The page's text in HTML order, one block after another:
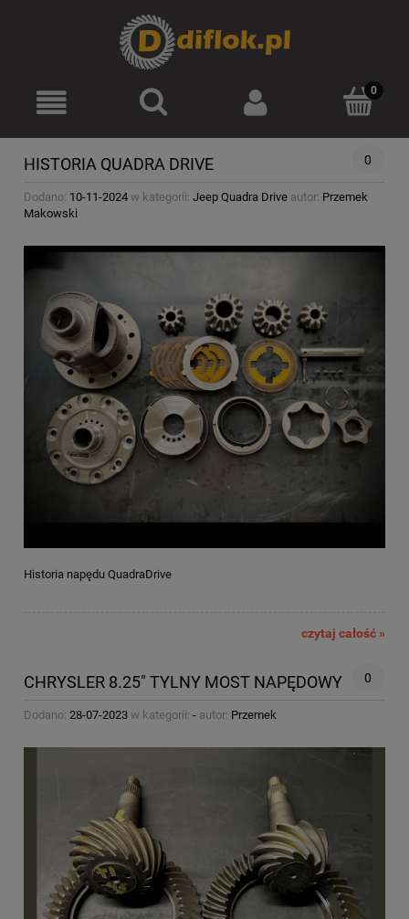
Zarejestruj się Zaloguj się
HISTORIA QUADRA DRIVE 0
Dodano: 10-11-2024 w kategorii: Jeep Quadra Drive autor: Przemek
Makowski
Historia napędu QuadraDrive
czytaj całość »
CHRYSLER 8.25" TYLNY MOST NAPĘDOWY 0
Dodano: 28-07-2023 w kategorii: - autor: Przemek